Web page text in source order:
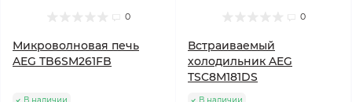
0
Микроволновая печь
AEG TB6SM261FB
0
Встраиваемый
холодильник AEG
TSC8M181DS